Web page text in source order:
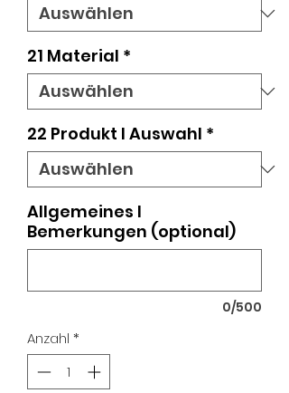
21 Material *
22 Produkt I Auswahl *
Allgemeines I
Bemerkungen (optional)
0/500
Anzahl *